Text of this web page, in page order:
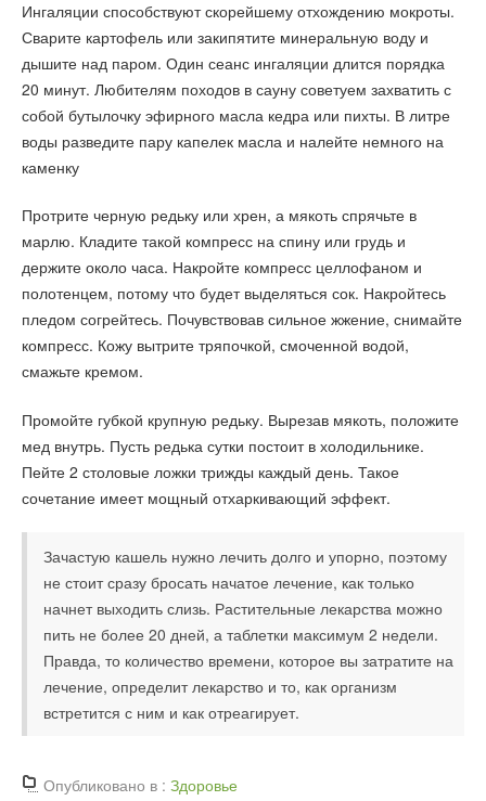
Ингаляции способствуют скорейшему отхождению мокроты.
Сварите картофель или закипятите минеральную воду и
дышите над паром. Один сеанс ингаляции длится порядка
20 минут. Любителям походов в сауну советуем захватить с
собой бутылочку эфирного масла кедра или пихты. В литре
воды разведите пару капелек масла и налейте немного на
каменку
Протрите черную редьку или хрен, а мякоть спрячьте в
марлю. Кладите такой компресс на спину или грудь и
держите около часа. Накройте компресс целлофаном и
полотенцем, потому что будет выделяться сок. Накройтесь
пледом согрейтесь. Почувствовав сильное жжение, снимайте
компресс. Кожу вытрите тряпочкой, смоченной водой,
смажьте кремом.
Промойте губкой крупную редьку. Вырезав мякоть, положите
мед внутрь. Пусть редька сутки постоит в холодильнике.
Пейте 2 столовые ложки трижды каждый день. Такое
сочетание имеет мощный отхаркивающий эффект.
Зачастую кашель нужно лечить долго и упорно, поэтому
не стоит сразу бросать начатое лечение, как только
начнет выходить слизь. Растительные лекарства можно
пить не более 20 дней, а таблетки максимум 2 недели.
Правда, то количество времени, которое вы затратите на
лечение, определит лекарство и то, как организм
встретится с ним и как отреагирует.
Опубликовано в : Здоровье